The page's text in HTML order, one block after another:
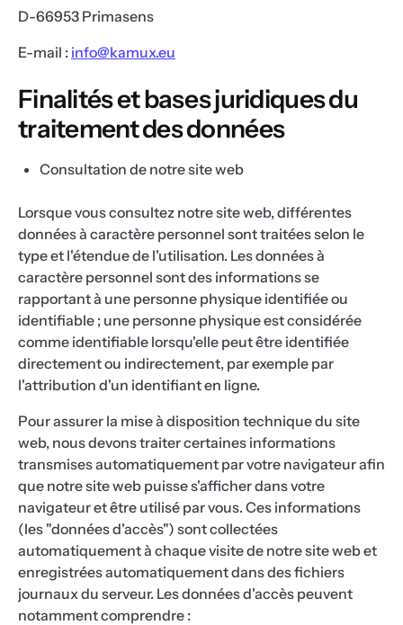
D-66953 Primasens
E-mail : info@kamux.eu
Finalités et bases juridiques du
traitement des données
Consultation de notre site web
Lorsque vous consultez notre site web, différentes
données à caractère personnel sont traitées selon le
type et l'étendue de l'utilisation. Les données à
caractère personnel sont des informations se
rapportant à une personne physique identifiée ou
identifiable ; une personne physique est considérée
comme identifiable lorsqu'elle peut être identifiée
directement ou indirectement, par exemple par
l'attribution d'un identifiant en ligne.
Pour assurer la mise à disposition technique du site
web, nous devons traiter certaines informations
transmises automatiquement par votre navigateur afin
que notre site web puisse s'afficher dans votre
navigateur et être utilisé par vous. Ces informations
(les "données d'accès") sont collectées
automatiquement à chaque visite de notre site web et
enregistrées automatiquement dans des fichiers
journaux du serveur. Les données d'accès peuvent
notamment comprendre :